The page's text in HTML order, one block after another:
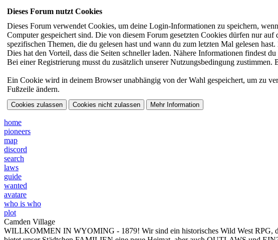
Dieses Forum nutzt Cookies
Dieses Forum verwendet Cookies, um deine Login-Informationen zu speichern,
Computer gespeichert sind. Die von diesem Forum gesetzten Cookies dürfen nur
spezifischen Themen, die du gelesen hast und wann du zum letzten Mal gelesen
Dies hat den Vorteil, dass die Seiten schneller laden. Nähere Informationen findest
Bei einer Registrierung musst du zusätzlich unserer Nutzungsbedingung zustimmen.
Ein Cookie wird in deinem Browser unabhängig von der Wahl gespeichert, um zu
Fußzeile ändern.
home
pioneers
map
discord
search
laws
guide
wanted
avatare
who is who
plot
Camden Village
WILLKOMMEN IN WYOMING - 1879! Wir sind ein historisches Wild West RPG,